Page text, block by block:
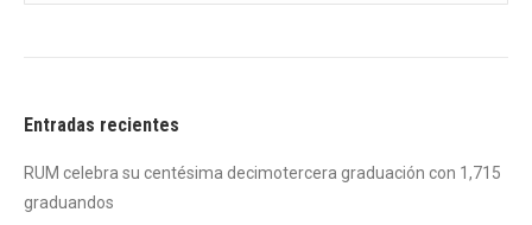
Entradas recientes
RUM celebra su centésima decimotercera graduación con 1,715
graduandos